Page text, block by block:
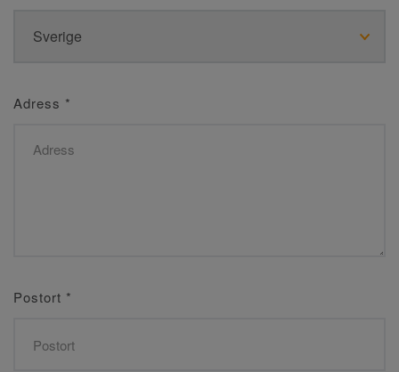
Adress *
Postort *